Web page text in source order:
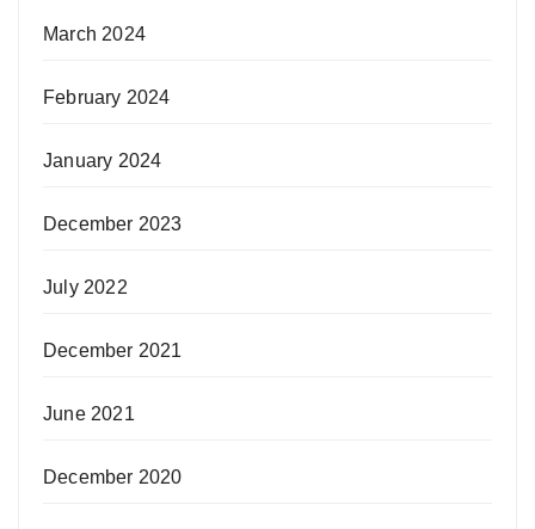
March 2024
February 2024
January 2024
December 2023
July 2022
December 2021
June 2021
December 2020